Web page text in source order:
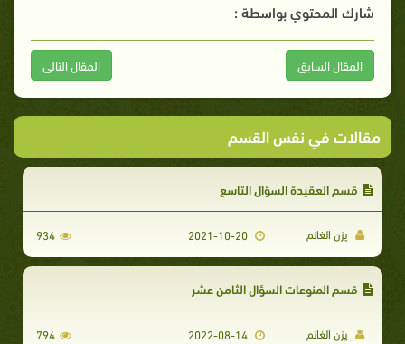
شارك المحتوي بواسطة :
المقال السابق المقال التالى
مقالات في نفس القسم
قسم العقيدة السؤال التاسع
يزن الغانم 2021-10-20
934
قسم المنوعات السؤال الثامن عشر
يزن الغانم 2022-08-14
794